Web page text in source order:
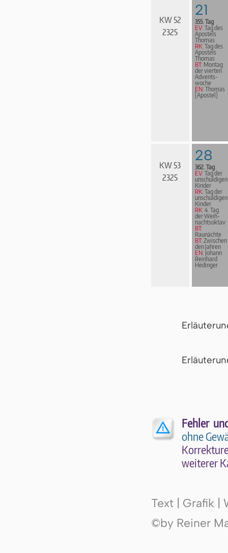
KW 52
2325
21
355. Tag
EV: Tag des
Apostels
Thomas
RK: Tag des
Apostels
Thomas
BT: Montag
der vierten
Advents­
woche
EN: Thomas
[Apostel]
KW 53
2325
28
362. Tag
EV: Tag der
unschuldigen
Kinder
RK: Tag der
unschuldigen
Kinder
RK: 4. Tag
der Weih­
nachts­ok­tav
BT:
Raunächte
BT: Zwischen
den Jahren
EN: Johann
Reinhard
Hedinger
Fehler
ohne
wei­te­rer
Text | Grafik |
©by Reiner